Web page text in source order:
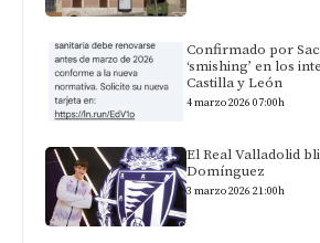
Confirmado por
‘smishing’ en los
Castilla y León
4 marzo 2026 07:00h
El Real Valladolid
Domínguez
3 marzo 2026 21:00h